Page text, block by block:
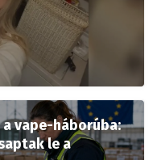
vape-háborúba:
le a